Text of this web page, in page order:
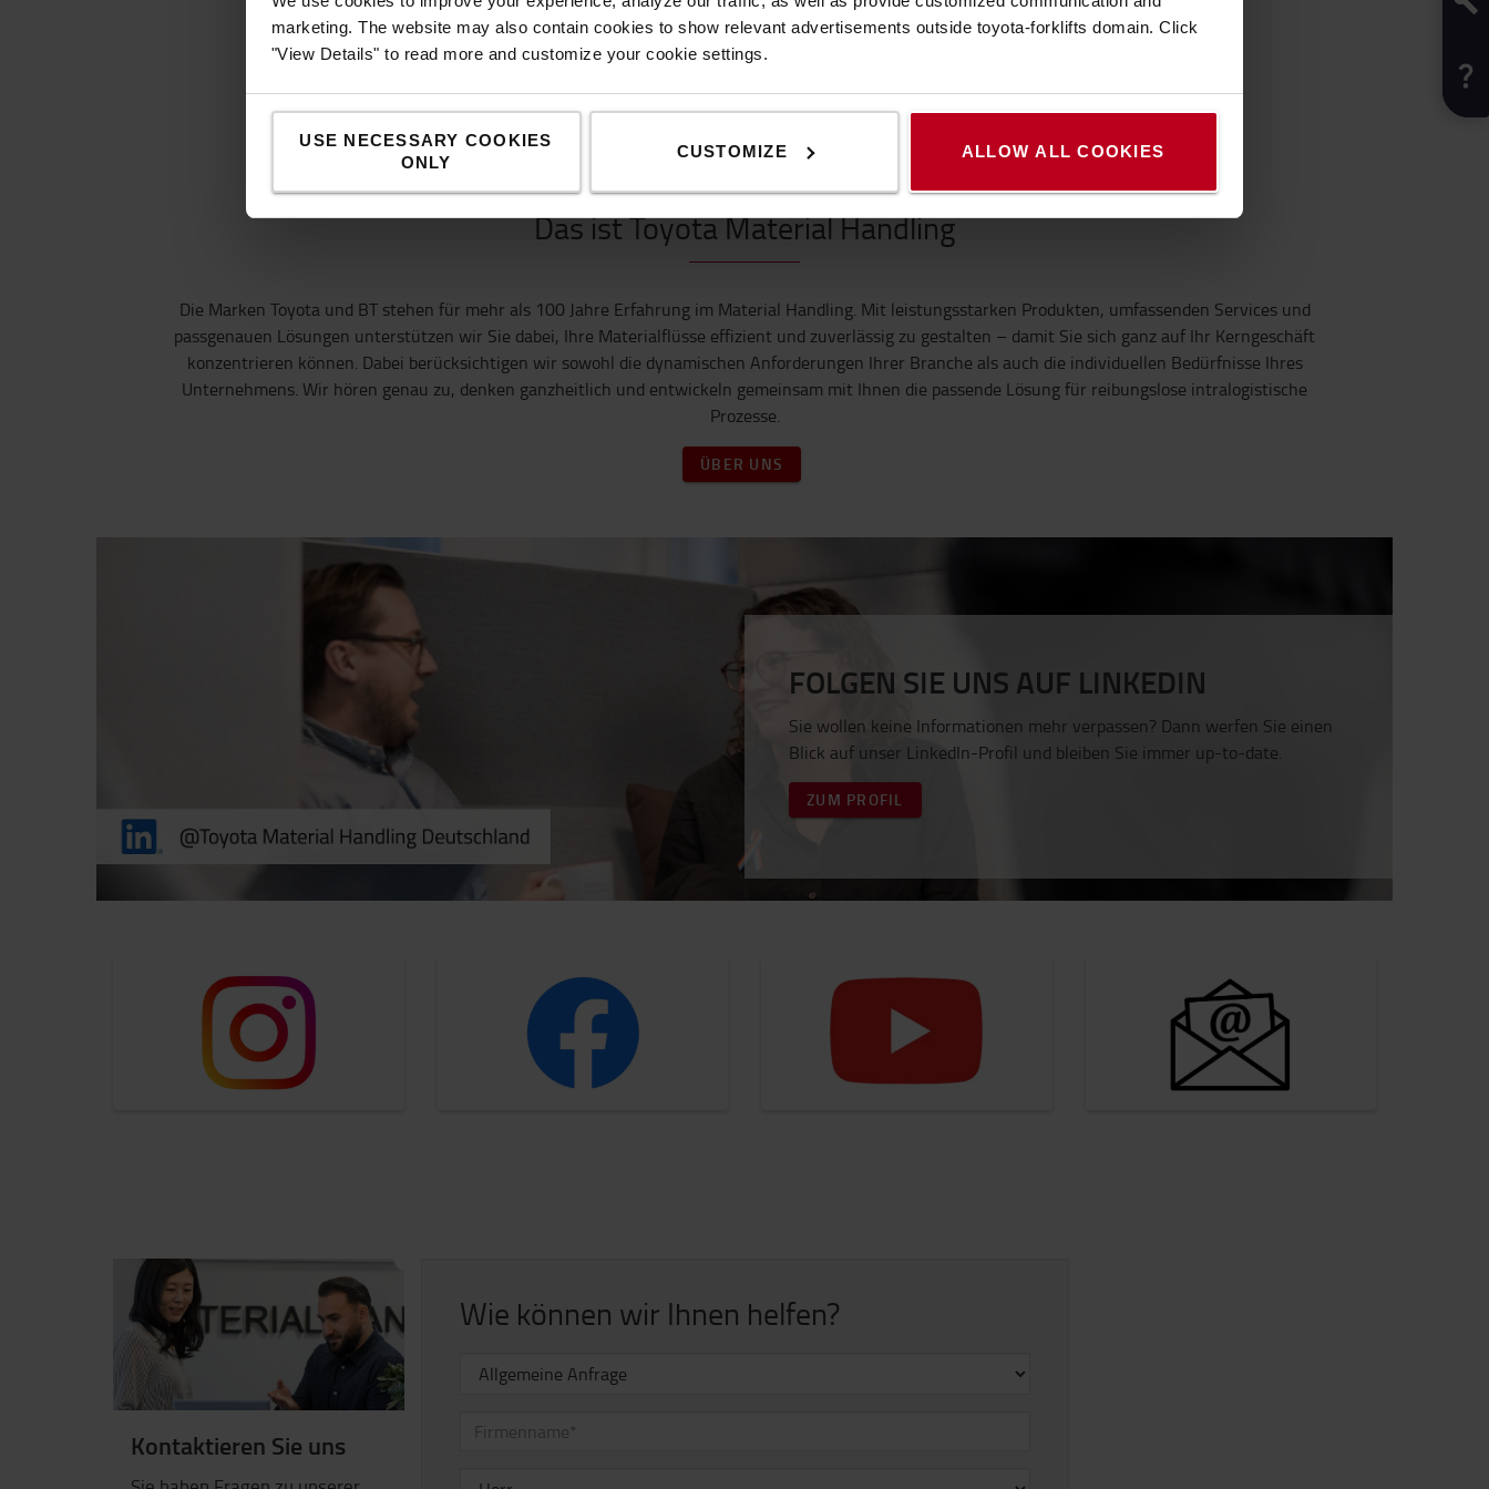
marketing. The website may also contain cookies to show relevant advertisements outside toyota-forklifts domain. Click
"View Details" to read more and customize your cookie settings.
USE NECESSARY COOKIES
ONLY
CUSTOMIZE ALLOW ALL COOKIES
und Leistung entwickelt.
Das ist Toyota Material Handling
Die Marken Toyota und BT stehen für mehr als 100 Jahre Erfahrung im Material Handling. Mit leistungsstarken Produkten, umfassenden Services und
passgenauen Lösungen unterstützen wir Sie dabei, Ihre Materialflüsse effizient und zuverlässig zu gestalten – damit Sie sich ganz auf Ihr Kerngeschäft
konzentrieren können. Dabei berücksichtigen wir sowohl die dynamischen Anforderungen Ihrer Branche als auch die individuellen Bedürfnisse Ihres
Unternehmens. Wir hören genau zu, denken ganzheitlich und entwickeln gemeinsam mit Ihnen die passende Lösung für reibungslose intralogistische
Prozesse.
ÜBER UNS
FOLGEN SIE UNS AUF LINKEDIN
Sie wollen keine Informationen mehr verpassen? Dann werfen Sie einen
Blick auf unser LinkedIn-Profil und bleiben Sie immer up-to-date.
ZUM PROFIL
Kontaktieren Sie uns
Wie können wir Ihnen helfen?